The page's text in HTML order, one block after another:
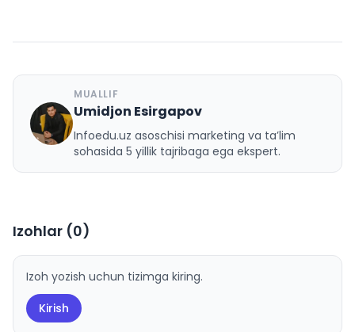
U
MUALLIF
Umidjon Esirgapov
Infoedu.uz asoschisi marketing va ta’lim
sohasida 5 yillik tajribaga ega ekspert.
Izohlar (0)
Izoh yozish uchun tizimga kiring.
Kirish